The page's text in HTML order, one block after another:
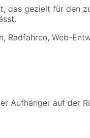
das gezielt für den
Radfahren, Web-
Aufhänger auf der